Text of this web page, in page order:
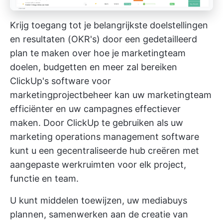
Krijg toegang tot je belangrijkste doelstellingen
en resultaten (OKR's) door een gedetailleerd
plan te maken over hoe je marketingteam
doelen, budgetten en meer zal bereiken
ClickUp's software voor
marketingprojectbeheer kan uw marketingteam
efficiënter en uw campagnes effectiever
maken. Door ClickUp te gebruiken als uw
marketing operations management software
kunt u een gecentraliseerde hub creëren met
aangepaste werkruimten voor elk project,
functie en team.
U kunt middelen toewijzen, uw mediabuys
plannen, samenwerken aan de creatie van